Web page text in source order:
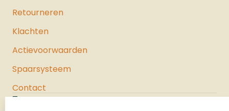
Retourneren
Klachten
Actievoorwaarden
Spaarsysteem
Contact
Jachtloods